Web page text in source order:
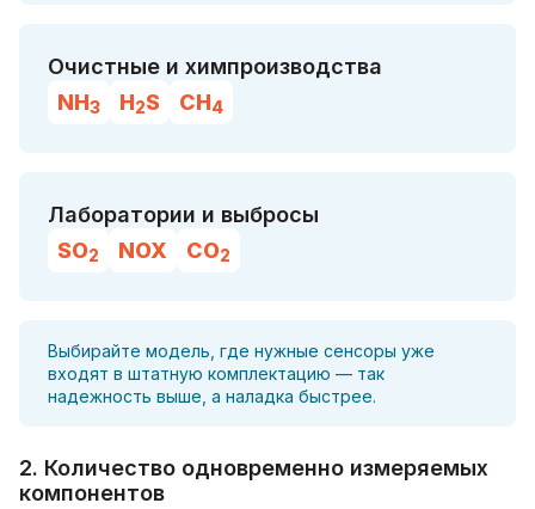
Очистные и химпроизводства
NH3 H2S CH4
Лаборатории и выбросы
SO2 NOX CO2
Выбирайте модель, где нужные сенсоры уже
входят в штатную комплектацию — так
надежность выше, а наладка быстрее.
2. Количество одновременно измеряемых
компонентов